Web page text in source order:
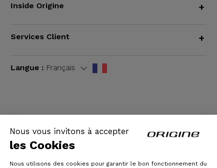
Nous vous invitons à accepter
les Cookies
Nous utilisons des cookies pour garantir le bon fonctionnement du
Inside Origine +
Services Client +
Langue : Français